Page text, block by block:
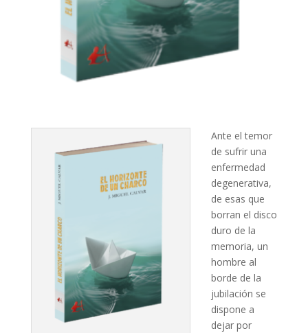
Ante el temor
de sufrir una
enfermedad
degenerativa,
de esas que
borran el disco
duro de la
memoria, un
hombre al
borde de la
jubilación se
dispone a
dejar por